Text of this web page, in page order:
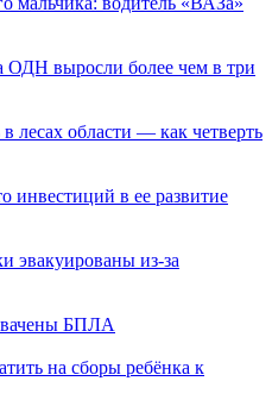
ОДН выросли более чем в три
лесах области — как четверть
инвестиций в ее развитие
эвакуированы из-за
БПЛА
на сборы ребёнка к